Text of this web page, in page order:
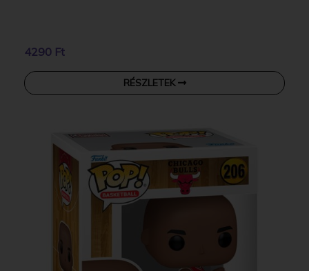
4290 Ft
RÉSZLETEK